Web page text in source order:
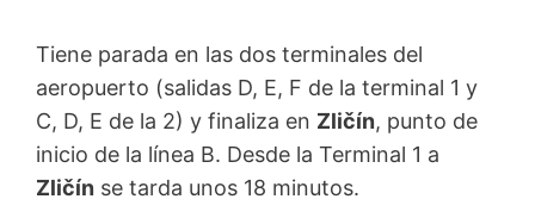
Tiene parada en las dos terminales del
aeropuerto (salidas D, E, F de la terminal 1 y
C, D, E de la 2) y finaliza en Zličín, punto de
inicio de la línea B. Desde la Terminal 1 a
Zličín se tarda unos 18 minutos.